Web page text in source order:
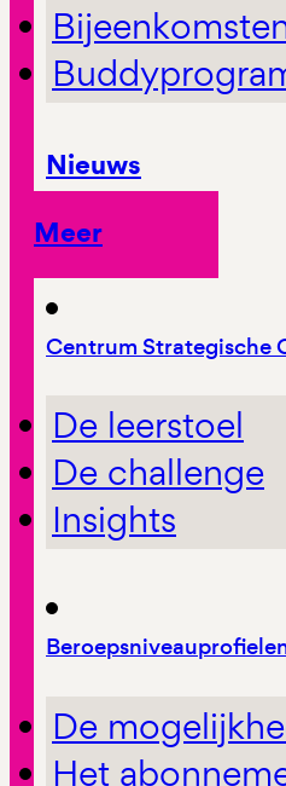
Nieuws
Meer
Centrum Strategische
De leerstoel
De challenge
Insights
De
Het